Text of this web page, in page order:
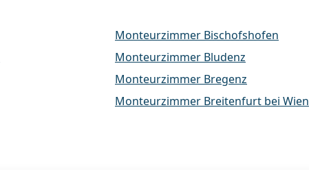
Monteurzimmer Bischofshofen
Monteurzimmer Bludenz
Monteurzimmer Bregenz
Monteurzimmer Breitenfurt bei Wien